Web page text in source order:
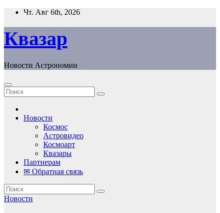
Перейти
содержанию
Чт. Авг 6th, 2026
Квазар
Новости Астрономии
Новости
Космос
Астровидео
Космоарт
Квазары
Партнерам
✉ Обратная связь
Новости